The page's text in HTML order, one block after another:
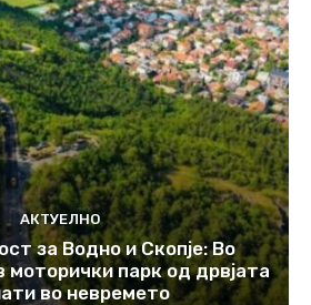
АКТУЕЛНО
за Водно и Скопје: Во
моторички парк од дрвјата
во невремето